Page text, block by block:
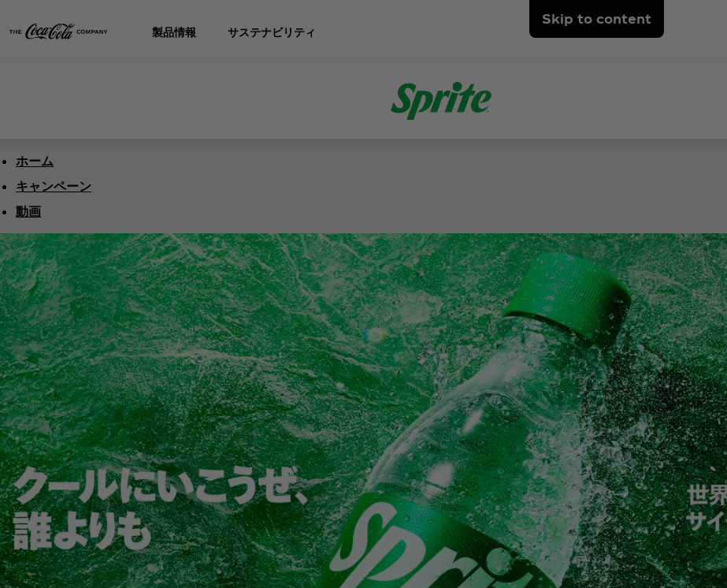
Skip to content
製品情報 サステナビリティ
ホーム
キャンペーン
動画